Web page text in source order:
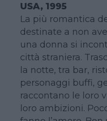
USA, 1995
La più romantica
destinate a non
una donna si
città straniera.
la notte, tra bar,
personaggi buffi,
raccontano le loro
loro ambizioni.